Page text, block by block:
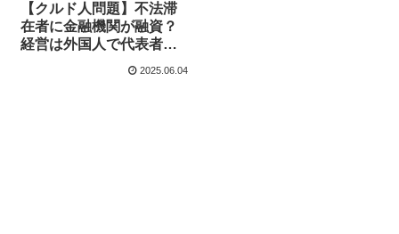
【クルド人問題】不法滞
在者に金融機関が融資？
経営は外国人で代表者は
員の質疑【KSLチャンネ
2025.06.04